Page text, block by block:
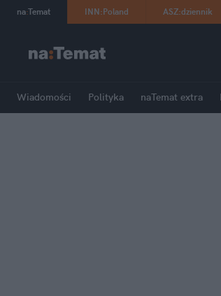
na:Temat INN:Poland ASZ:dziennik
Wiadomości Polityka naTemat extra